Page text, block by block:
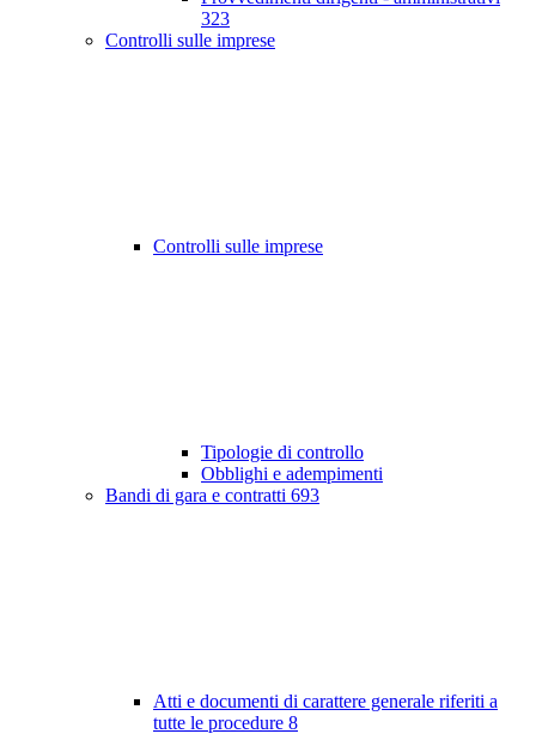
323
Controlli sulle imprese
Controlli sulle imprese
Tipologie di controllo
Obblighi e adempimenti
Bandi di gara e contratti 693
Atti e documenti di carattere generale riferiti a
tutte le procedure 8